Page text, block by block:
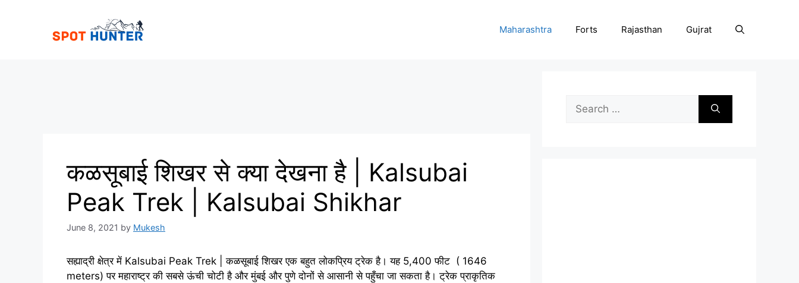
Maharashtra Forts Rajasthan Gujrat
कळसूबाई शिखर से क्या देखना है | Kalsubai
Peak Trek | Kalsubai Shikhar
June 8, 2021 by Mukesh
सह्याद्री क्षेत्र में Kalsubai Peak Trek | कळसूबाई शिखर एक बहुत लोकप्रिय ट्रेक है। यह 5,400 फीट ( 1646
meters) पर महाराष्ट्र की सबसे ऊंची चोटी है और मुंबई और पुणे दोनों से आसानी से पहुँचा जा सकता है। ट्रेक प्राकृतिक
Search
for: